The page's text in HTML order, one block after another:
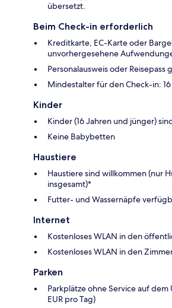
übersetzt.
Beim Check-in erforderlich
Kreditkarte, EC-Karte oder
unvorhergesehene
Personalausweis oder
Mindestalter für den Check-in:
Kinder
Kinder (16 Jahren und jünger)
Keine Babybetten
Haustiere
Haustiere sind willkommen (nur
insgesamt)*
Futter- und Wassernäpfe
Internet
Kostenloses WLAN in den
Kostenloses WLAN in den
Parken
Parkplätze ohne Service auf
EUR pro Tag)